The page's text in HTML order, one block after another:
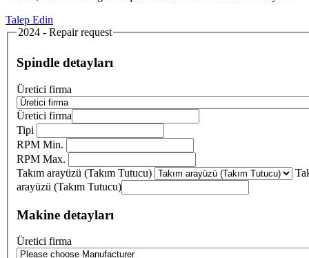
Talep Edin
2024 - Repair request
Spindle detayları
Üretici firma
Üretici firma
Tipi
RPM Min.
RPM Max.
Takım arayüzü (Takım Tutucu)
arayüzü (Takım Tutucu)
Makine detayları
Üretici firma